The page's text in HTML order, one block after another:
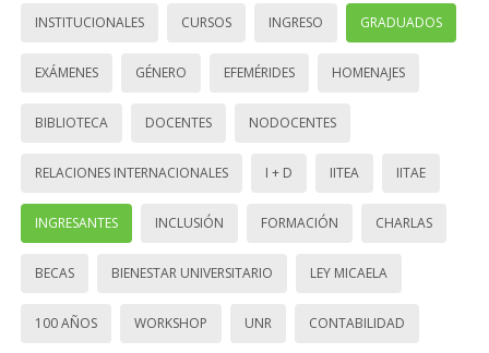
INSTITUCIONALES CURSOS INGRESO GRADUADOS
EXÁMENES GÉNERO EFEMÉRIDES HOMENAJES
BIBLIOTECA DOCENTES NODOCENTES
RELACIONES INTERNACIONALES I + D IITEA IITAE
INGRESANTES INCLUSIÓN FORMACIÓN CHARLAS
BECAS BIENESTAR UNIVERSITARIO LEY MICAELA
100 AÑOS WORKSHOP UNR CONTABILIDAD